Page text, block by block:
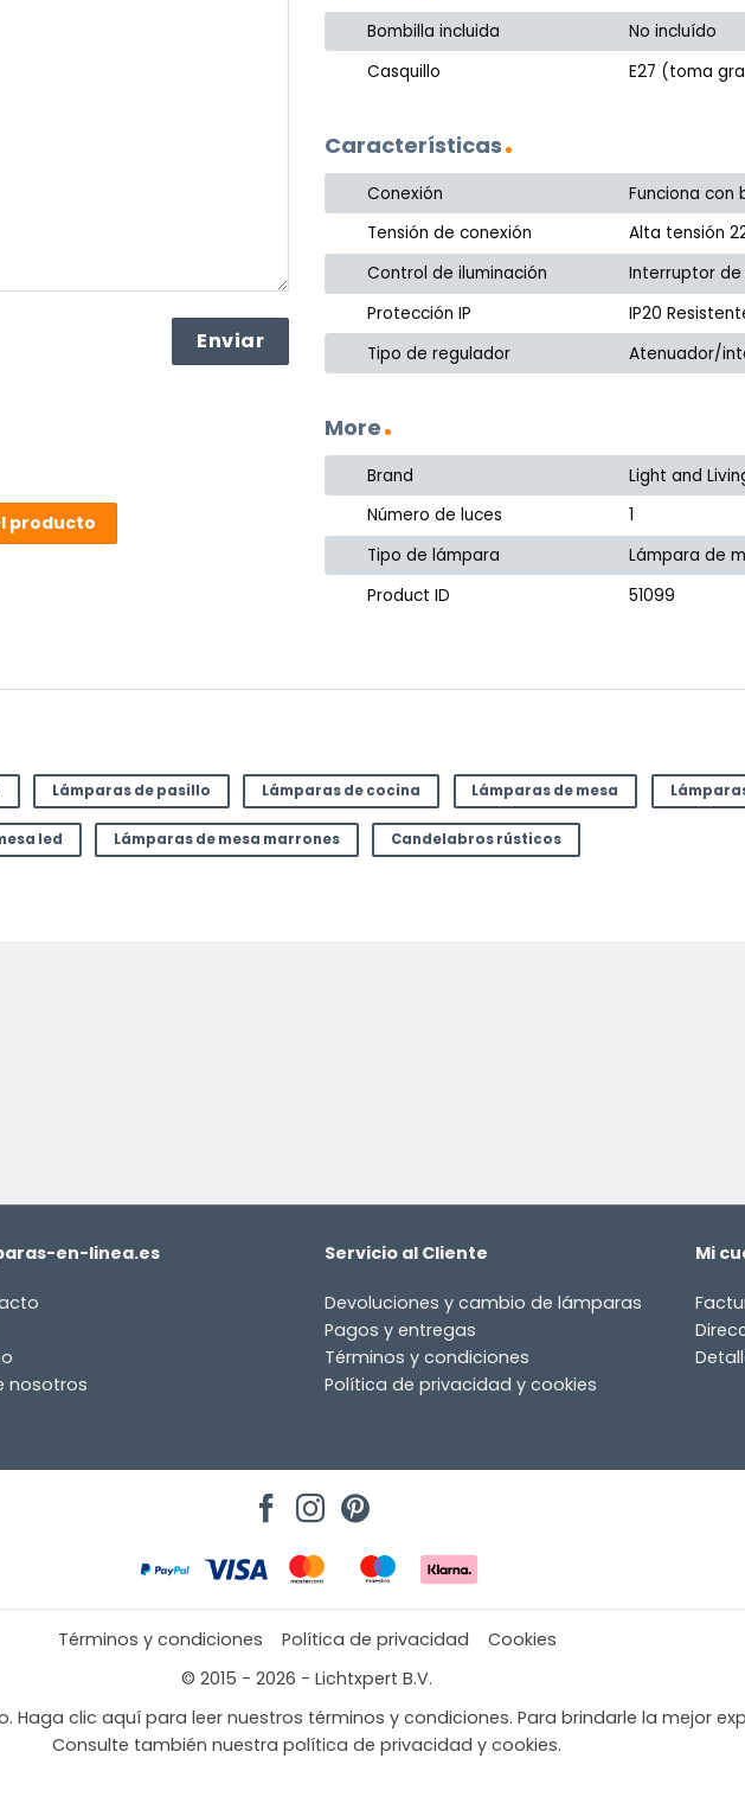
producto
Bombilla incluida
No incluído
Casquillo
E27 (toma
Características
Conexión
Funciona con
Tensión de conexión
Alta tensión
Control de iluminación
Interruptor
Protección IP
IP20
Tipo de regulador
Atenuador/
More
Brand
Light and
Número de luces
1
Tipo de lámpara
Lámpara de
Product ID
51099
Lámparas de pasillo Lámparas de cocina Lámparas de mesa
led Lámparas de mesa marrones Candelabros rústicos
en-linea.es
nosotros
Servicio al Cliente
Devoluciones y cambio de lámparas
Pagos y entregas
Términos y condiciones
Política de privacidad y cookies
Mi
Términos y condiciones Política de privacidad
Cookies
© 2015 - 2026 - Lichtxpert B.V.
Haga clic aquí para leer nuestros términos y condiciones. Para brindarle la mejor
Consulte también nuestra política de privacidad y cookies.